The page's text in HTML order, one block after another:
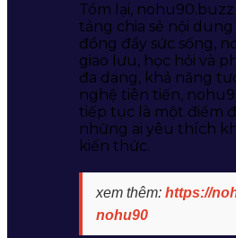
Tóm lại,
tảng chia sẻ nội
đồng đầy sức sống,
giao lưu, học hỏi và
đa dạng, khả năng
nghệ tiên tiến,
tiếp tục là một điểm
những ai yêu thích
kiến thức.
xem thêm: https://
nohu90